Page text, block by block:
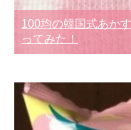
100均の韓国式あか
ってみた！